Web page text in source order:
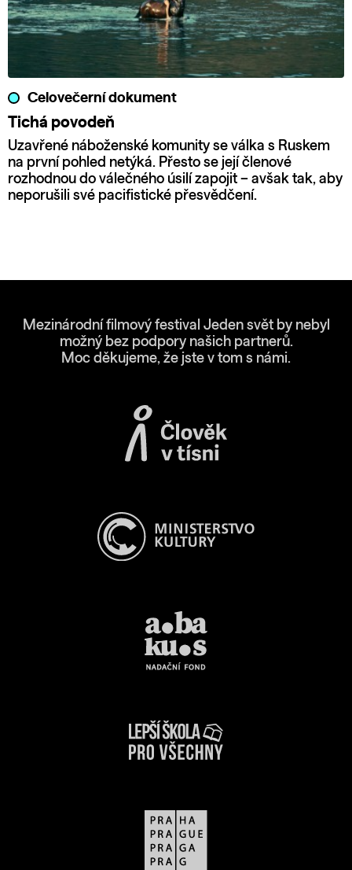
Celovečerní dokument
Tichá povodeň
Uzavřené náboženské komunity se válka s Ruskem
na první pohled netýká. Přesto se její členové
rozhodnou do válečného úsilí zapojit – avšak tak, aby
neporušili své pacifistické přesvědčení.
Mezinárodní filmový festival Jeden svět by nebyl
možný bez podpory našich partnerů.
Moc děkujeme, že jste v tom s námi.